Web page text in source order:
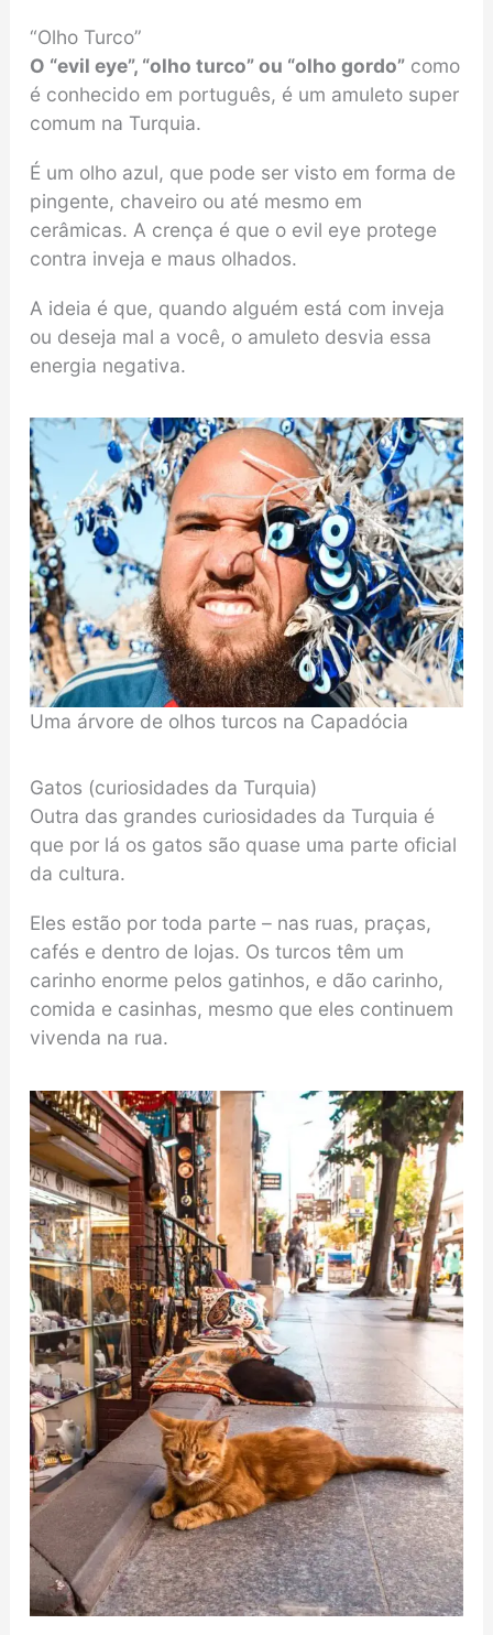
“Olho Turco”
O “evil eye”, “olho turco” ou “olho gordo”como
é conhecido em português, é um amuleto super
comum na Turquia.
É um olho azul, que pode ser visto em forma de
pingente, chaveiro ou até mesmo em
cerâmicas. A crença é que o evil eye protege
contra inveja e maus olhados.
A ideia é que, quando alguém está com inveja
ou deseja mal a você, o amuleto desvia essa
energia negativa.
Uma árvore de olhos turcos na Capadócia
Gatos (curiosidades da Turquia)
Outra das grandes curiosidades da Turquia é
que por lá os gatos são quase uma parte oficial
da cultura.
Eles estão por toda parte – nas ruas, praças,
cafés e dentro de lojas. Os turcos têm um
carinho enorme pelos gatinhos, e dão carinho,
comida e casinhas, mesmo que eles continuem
vivenda na rua.